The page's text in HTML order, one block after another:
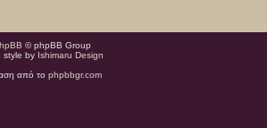
© phpBB Group
style by Ishimaru Design
από το phpbbgr.com